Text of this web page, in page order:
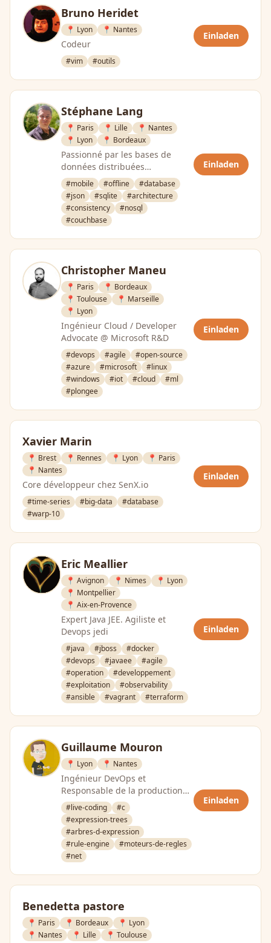
Bruno Heridet
📍 Lyon 📍 Nantes
Codeur
#vim #outils
Einladen
Stéphane Lang
📍 Paris 📍 Lille
📍 Nantes
📍 Lyon
📍 Bordeaux
Passionné par les bases de
données distribuées
relationnelles et noSQL |
Ingénieur solutions chez
Couchbase
#mobile #offline
#database
#json
#sqlite
#architecture
#consistency
#nosql
#couchbase
Einladen
Christopher Maneu
📍 Paris
📍 Bordeaux
📍 Toulouse
📍 Marseille
📍 Lyon
Ingénieur Cloud / Developer
Advocate @ Microsoft R&D
#devops #agile
#open-source
#azure
#microsoft
#linux
#windows
#iot #cloud
#ml
#plongee
Einladen
Xavier Marin
📍 Brest 📍 Rennes 📍 Lyon
📍 Paris
📍 Nantes
Core développeur chez SenX.io
#time-series #big-data
#database
#warp-10
Einladen
Eric Meallier
📍 Avignon 📍 Nimes
📍 Lyon
📍 Montpellier
📍 Aix-en-Provence
Expert Java JEE. Agiliste et
Devops jedi
#java #jboss
#docker
#devops
#javaee
#agile
#operation
#developpement
#exploitation
#observability
#ansible
#vagrant #terraform
Einladen
Guillaume Mouron
📍 Lyon 📍 Nantes
Ingénieur DevOps et
Responsable de la production
chez Lucca, éditeur de logiciels
SaaS de gestion RH. Avant, ça …
#live-coding
#c
#expression-trees
#arbres-d-expression
#rule-engine
#moteurs-de-regles
#net
Einladen
Benedetta pastore
📍 Paris 📍 Bordeaux
📍 Lyon
📍 Nantes
📍 Lille 📍 Toulouse